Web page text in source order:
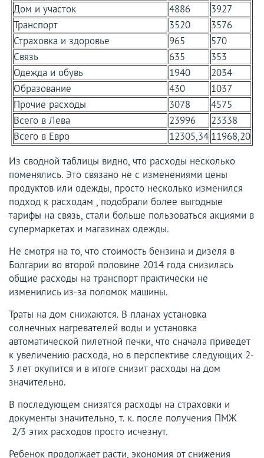
Дом и участок
4886
3927
Транспорт
3520
3576
Страховка и здоровье
965
570
Связь
635
353
Одежда и обувь
1940
2034
Образование
430
1037
Прочие расходы
3078
4575
Всего в Лева
23996
23338
Всего в Евро
12305,34 11968,20
Из сводной таблицы видно, что расходы несколько
поменялись. Это связано не с изменениями цены
продуктов или одежды, просто несколько изменился
подход к расходам , подобрали более выгодные
тарифы на связь, стали больше пользоваться акциями в
супермаркетах и магазинах одежды.
Не смотря на то, что стоимость бензина и дизеля в
Болгарии во второй половине 2014 года снизилась
общие расходы на транспорт практически не
изменились из-за поломок машины.
Траты на дом снижаются. В планах установка
солнечных нагревателей воды и установка
автоматической пилетной печки, что сначала приведет
к увеличению расхода, но в перспективе следующих 2-
3 лет окупится и в итоге снизит расходы на дом
значительно.
В последующем снизятся расходы на страховки и
документы значительно, т. к. после получения ПМЖ
2/3 этих расходов просто исчезнут.
Ребенок продолжает расти, экономия от снижения